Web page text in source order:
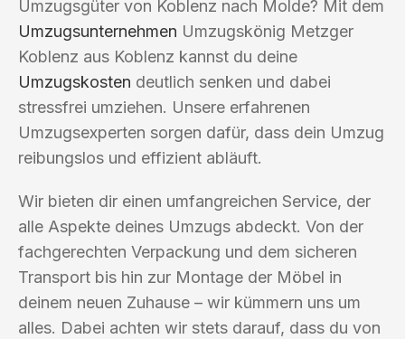
Umzugsgüter von Koblenz nach Molde? Mit dem
Umzugsunternehmen Umzugskönig Metzger
Koblenz aus Koblenz kannst du deine
Umzugskosten deutlich senken und dabei
stressfrei umziehen. Unsere erfahrenen
Umzugsexperten sorgen dafür, dass dein Umzug
reibungslos und effizient abläuft.
Wir bieten dir einen umfangreichen Service, der
alle Aspekte deines Umzugs abdeckt. Von der
fachgerechten Verpackung und dem sicheren
Transport bis hin zur Montage der Möbel in
deinem neuen Zuhause – wir kümmern uns um
alles. Dabei achten wir stets darauf, dass du von